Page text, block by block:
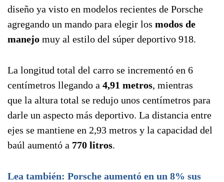
diseño ya visto en modelos recientes de Porsche
agregando un mando para elegir los modos de
manejo muy al estilo del súper deportivo 918.
La longitud total del carro se incrementó en 6
centímetros llegando a 4,91 metros, mientras
que la altura total se redujo unos centímetros para
darle un aspecto más deportivo. La distancia entre
ejes se mantiene en 2,93 metros y la capacidad del
baúl aumentó a 770 litros.
Lea también: Porsche aumentó en un 8% sus